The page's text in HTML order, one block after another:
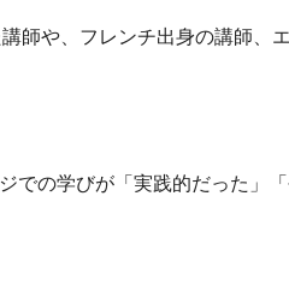
師や、フレンチ出身の講師、
学びが「実践的だった」「